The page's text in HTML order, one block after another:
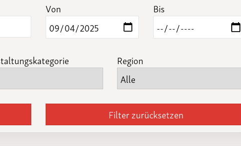
LSB-
Schutzkonzeptgenerator
Von Bis
Region
Filter zurücksetzen